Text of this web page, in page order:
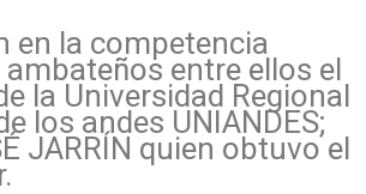
en la competencia
entre ellos el
la Universidad Regional
los andes UNIANDES;
JARRÍN quien obtuvo el